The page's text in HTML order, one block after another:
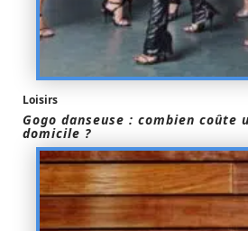
Loisirs
Gogo danseuse : combien coûte
domicile ?